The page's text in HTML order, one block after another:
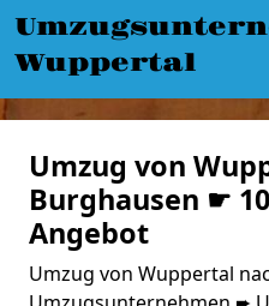
Wuppertal
Umzug von
Burghausen ☛
Angebot
Umzug von Wuppertal